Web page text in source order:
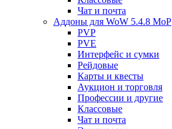
Чат и почта
Аддоны для WoW 5.4.8 MoP
PVP
PVE
Интерфейс и сумки
Рейдовые
Карты и квесты
Аукцион и торговля
Профессии и другие
Классовые
Чат и почта